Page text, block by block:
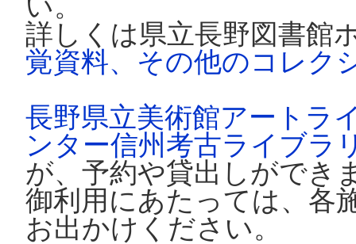
詳しくは県立長野図書館
覚資料、その他のコレク
長野県立美術館アートラ
ンター信州考古ライブラ
が、予約や貸出しができ
御利用にあたっては、各
お出かけください。